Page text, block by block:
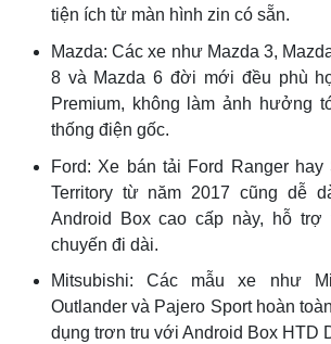
tiện ích từ màn hình zin có sẵn.
Mazda: Các xe như Mazda 3,
8 và Mazda 6 đời mới đều phù
Premium, không làm ảnh hưởng
thống điện gốc.
Ford: Xe bán tải Ford Ranger hay
Territory từ năm 2017 cũng dễ
Android Box cao cấp này, hỗ
chuyến đi dài.
Mitsubishi: Các mẫu xe như
Outlander và Pajero Sport hoàn
dụng trơn tru với Android Box HTD